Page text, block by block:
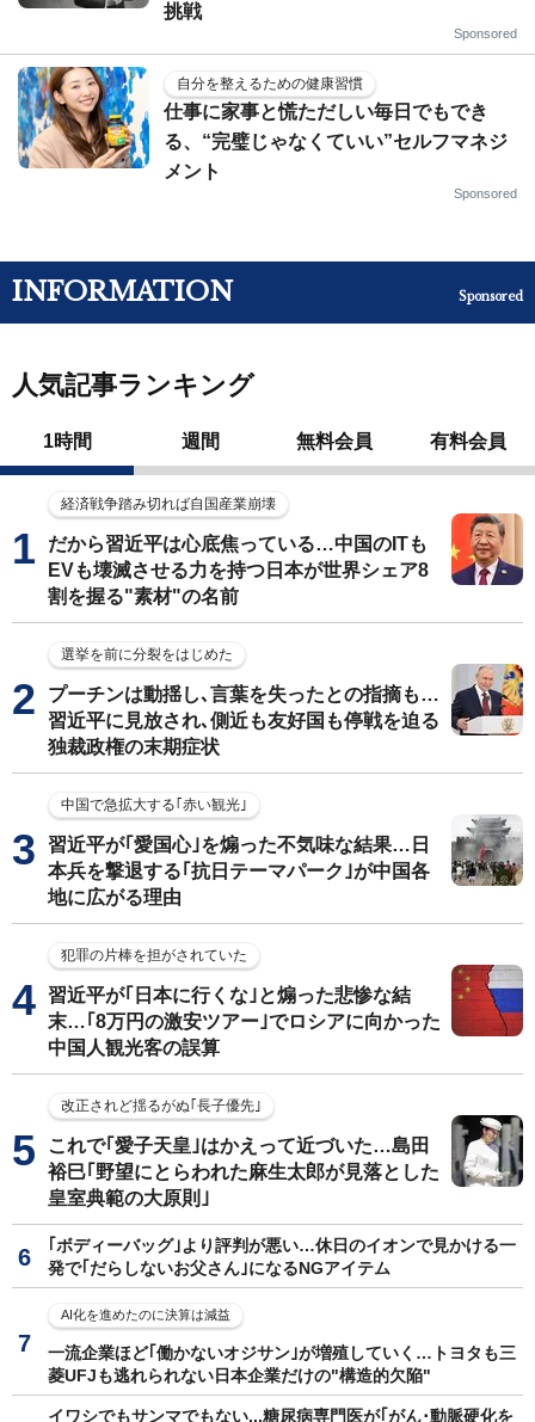
挑戦
Sponsored
自分を整えるための健康習慣
仕事に家事と慌ただしい毎日でもでき
る、“完璧じゃなくていい”セルフマネジ
メント
Sponsored
INFORMATION Sponsored
人気記事ランキング
1時間 週間 無料会員 有料会員
経済戦争踏み切れば自国産業崩壊
だから習近平は心底焦っている…中国のITも
EVも壊滅させる力を持つ日本が世界シェア8
割を握る"素材"の名前
選挙を前に分裂をはじめた
プーチンは動揺し､言葉を失ったとの指摘も…
習近平に見放され､側近も友好国も停戦を迫る
独裁政権の末期症状
中国で急拡大する｢赤い観光｣
習近平が｢愛国心｣を煽った不気味な結果…日
本兵を撃退する｢抗日テーマパーク｣が中国各
地に広がる理由
犯罪の片棒を担がされていた
習近平が｢日本に行くな｣と煽った悲惨な結
末…｢8万円の激安ツアー｣でロシアに向かった
中国人観光客の誤算
改正されど揺るがぬ｢長子優先｣
これで｢愛子天皇｣はかえって近づいた…島田
裕巳｢野望にとらわれた麻生太郎が見落とした
皇室典範の大原則｣
｢ボディーバッグ｣より評判が悪い…休日のイオンで見かける一
発で｢だらしないお父さん｣になるNGアイテム
AI化を進めたのに決算は減益
一流企業ほど｢働かないオジサン｣が増殖していく…トヨタも三
菱UFJも逃れられない日本企業だけの"構造的欠陥"
イワシでもサンマでもない...糖尿病専門医が｢がん･動脈硬化を